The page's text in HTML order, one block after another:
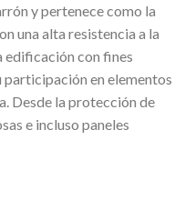
y pertenece como la
una alta resistencia a la
edificación con fines
participación en elementos
Desde la protección de
e incluso paneles